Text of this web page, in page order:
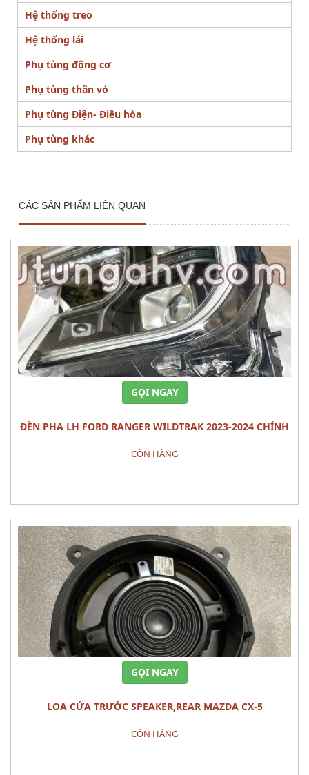
Hệ thống treo
Hệ thống lái
Phụ tùng động cơ
Phụ tùng thân vỏ
Phụ tùng Điện- Điều hòa
Phụ tùng khác
CÁC SẢN PHẨM LIÊN QUAN
GỌI NGAY
ĐÈN PHA LH FORD RANGER WILDTRAK 2023-2024 CHÍNH
CÒN HÀNG
GỌI NGAY
LOA CỬA TRƯỚC SPEAKER,REAR MAZDA CX-5
CÒN HÀNG